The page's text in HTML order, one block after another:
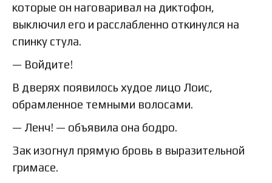
которые он наговаривал на диктофон,
выключил его и расслабленно откинулся на
спинку стула.
— Войдите!
В дверях появилось худое лицо Лоис,
обрамленное темными волосами.
— Ленч! — объявила она бодро.
Зак изогнул прямую бровь в выразительной
гримасе.